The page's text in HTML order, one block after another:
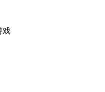
戏